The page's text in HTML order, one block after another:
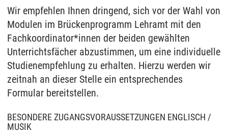
Wir empfehlen Ihnen dringend, sich vor der Wahl von
Modulen im Brückenprogramm Lehramt mit den
Fachkoordinator*innen der beiden gewählten
Unterrichtsfächer abzustimmen, um eine individuelle
Studienempfehlung zu erhalten. Hierzu werden wir
zeitnah an dieser Stelle ein entsprechendes
Formular bereitstellen.
BESONDERE ZUGANGSVORAUSSETZUNGEN ENGLISCH /
MUSIK